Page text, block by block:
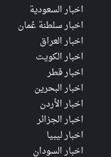
اخبار السعودية
اخبار سلطنة عُمان
اخبار العراق
اخبار الكويت
اخبار قطر
اخبار البحرين
اخبار الأردن
اخبار الجزائر
اخبار ليبيا
اخبار السودان